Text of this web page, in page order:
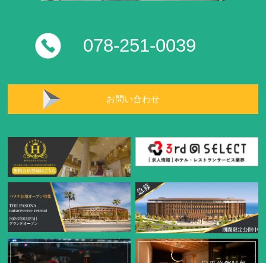
078-251-0039
お問い合わせ